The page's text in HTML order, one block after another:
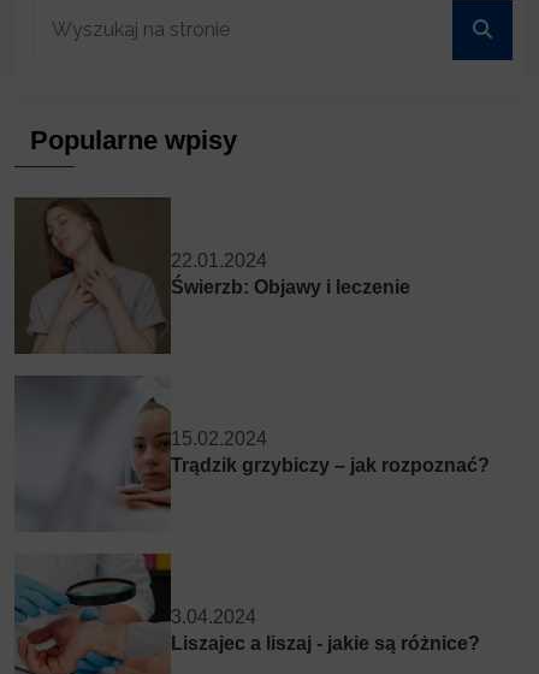
Popularne wpisy
22.01.2024
Świerzb: Objawy i leczenie
15.02.2024
Trądzik grzybiczy – jak rozpoznać?
3.04.2024
Liszajec a liszaj - jakie są różnice?